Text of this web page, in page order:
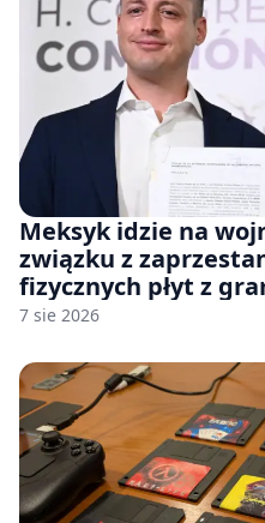
Meksyk idzie na
związku z
fizycznych płyt z
7 sie 2026